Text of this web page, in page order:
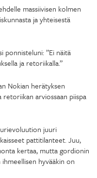
massiivisen kolmen
ja yhteisestä
ponnisteluni: ”Ei näitä
ja retoriikalla.”
Nokian herätyksen
arviossaan piispa
juuri
pattitilanteet. Juu,
kertaa, mutta gordionin
hyvääkin on